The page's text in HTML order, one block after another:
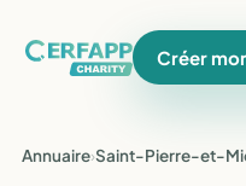
Créer
Annuaire›Saint-Pierre-et-